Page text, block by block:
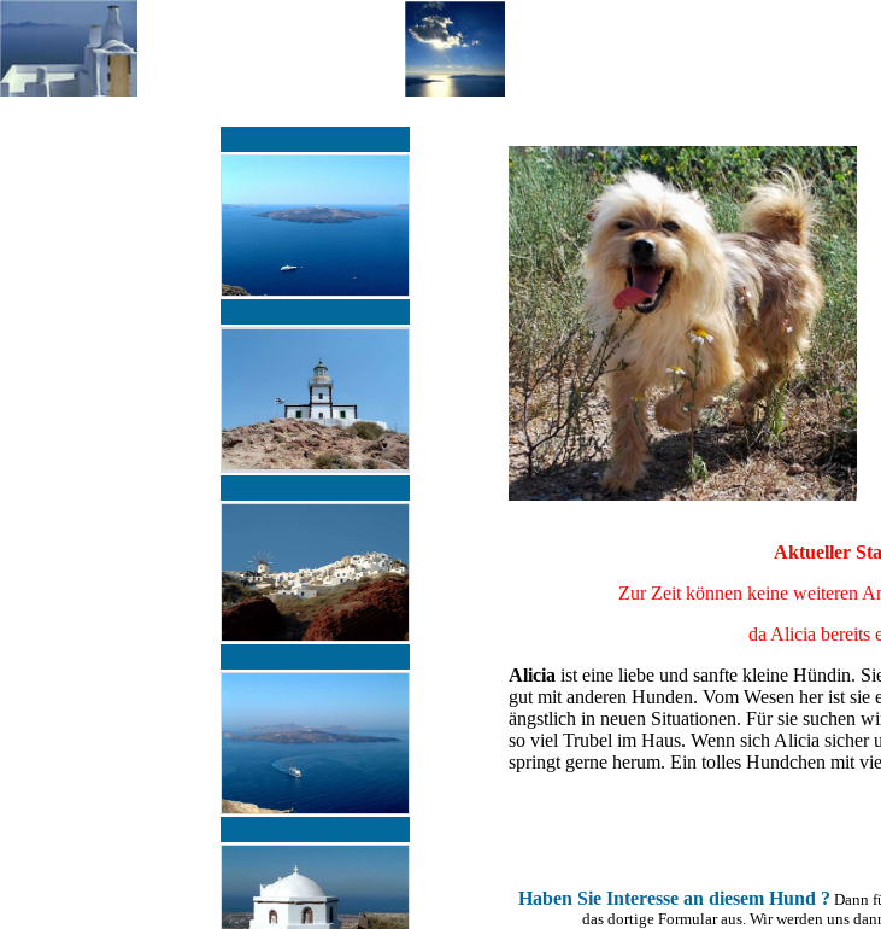
Aktueller
Zur Zeit können keine weiteren
da Alicia bereits
Alicia ist eine liebe und sanfte kleine Hündin.
gut mit anderen Hunden. Vom Wesen her ist
ängstlich in neuen Situationen. Für sie suchen
so viel Trubel im Haus. Wenn sich Alicia sicher
springt gerne herum. Ein tolles Hundchen mit
Haben Sie Interesse an diesem Hund ? Dann
das dortige Formular aus. Wir werden uns